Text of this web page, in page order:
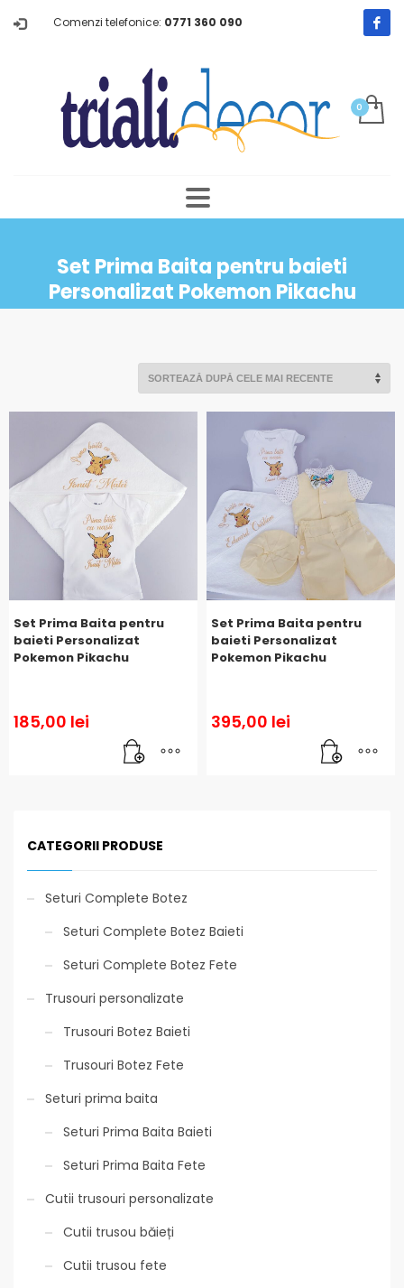
Comenzi telefonice: 0771 360 090
Set Prima Baita pentru baieti
Personalizat Pokemon Pikachu
Set Prima Baita pentru
baieti Personalizat
Pokemon Pikachu
185,00 lei
Set Prima Baita pentru
baieti Personalizat
Pokemon Pikachu
395,00 lei
CATEGORII PRODUSE
Seturi Complete Botez
Seturi Complete Botez Baieti
Seturi Complete Botez Fete
Trusouri personalizate
Trusouri Botez Baieti
Trusouri Botez Fete
Seturi prima baita
Seturi Prima Baita Baieti
Seturi Prima Baita Fete
Cutii trusouri personalizate
Cutii trusou băieți
Cutii trusou fete